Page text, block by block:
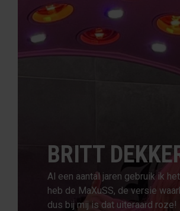
BRITT
Al een aantal jaren gebruik ik
heb de MaXuSS, de versie
dus bij mij is dat uiteraard